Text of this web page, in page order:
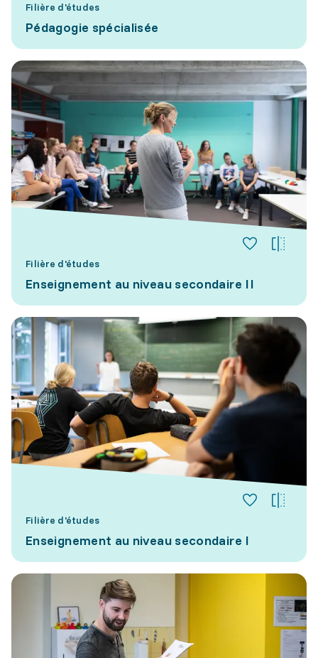
Filière d'études
Pédagogie spécialisée
Filière d'études
Enseignement au niveau secondaire II
Filière d'études
Enseignement au niveau secondaire I